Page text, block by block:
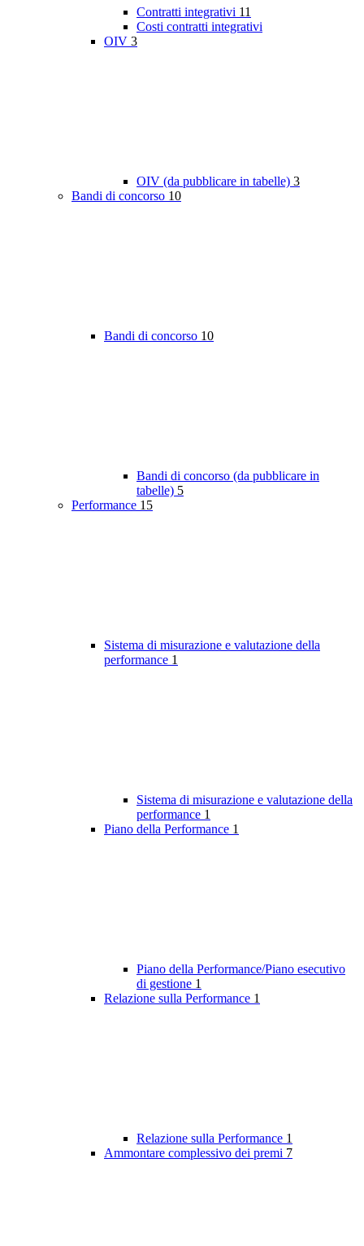
Contratti integrativi 11
Costi contratti integrativi
OIV 3
OIV (da pubblicare in tabelle) 3
Bandi di concorso 10
Bandi di concorso 10
Bandi di concorso (da pubblicare in
tabelle) 5
Performance 15
Sistema di misurazione e valutazione della
performance 1
Sistema di misurazione e valutazione della
performance 1
Piano della Performance 1
Piano della Performance/Piano esecutivo
di gestione 1
Relazione sulla Performance 1
Relazione sulla Performance 1
Ammontare complessivo dei premi 7